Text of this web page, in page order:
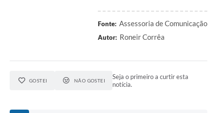
Fonte: Assessoria de Comunicação
Autor: Roneir Corrêa
GOSTEI NÃO GOSTEI
Seja o primeiro a curtir esta
notícia.